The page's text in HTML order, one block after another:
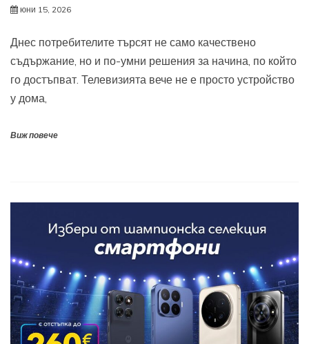
юни 15, 2026
Днес потребителите търсят не само качествено
съдържание, но и по-умни решения за начина, по който
го достъпват. Телевизията вече не е просто устройство
у дома,
Виж повече